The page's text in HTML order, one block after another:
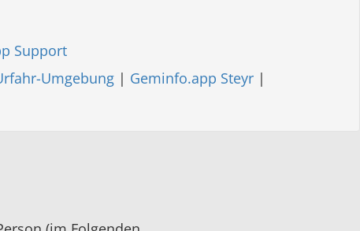
Support
Umgebung | Geminfo.app Steyr |